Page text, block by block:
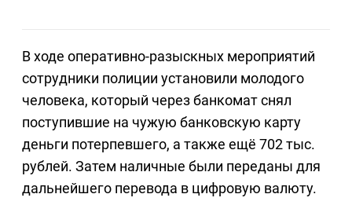
В ходе оперативно-разыскных мероприятий
сотрудники полиции установили молодого
человека, который через банкомат снял
поступившие на чужую банковскую карту
деньги потерпевшего, а также ещё 702 тыс.
рублей. Затем наличные были переданы для
дальнейшего перевода в цифровую валюту.